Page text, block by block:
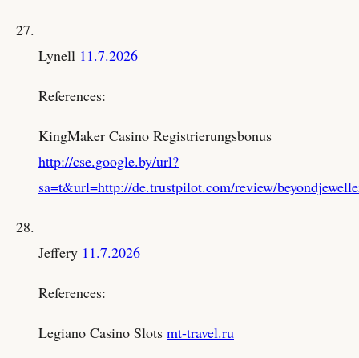
Lynell 11.7.2026
References:
KingMaker Casino Registrierungsbonus
http://cse.google.by/url?
sa=t&url=http://de.trustpilot.com/review/
Jeffery 11.7.2026
References:
Legiano Casino Slots mt-travel.ru